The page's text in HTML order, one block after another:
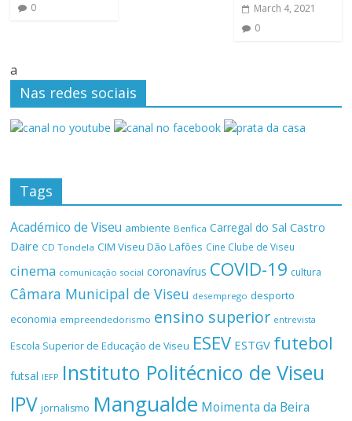
0
March 4, 2021
0
a
Nas redes sociais
Tags
Académico de Viseu ambiente Benfica Carregal do Sal Castro
Daire CD Tondela CIM Viseu Dão Lafões Cine Clube de Viseu
cinema comunicação social coronavírus COVID-19 cultura
Câmara Municipal de Viseu desemprego desporto
economia empreendedorismo ensino superior entrevista
Escola Superior de Educação de Viseu ESEV ESTGV futebol
futsal IEFP Instituto Politécnico de Viseu
IPV jornalismo Mangualde Moimenta da Beira